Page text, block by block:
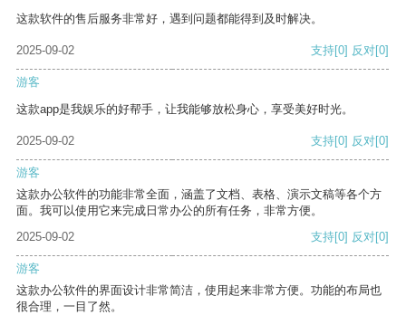
这款软件的售后服务非常好，遇到问题都能得到及时解决。
2025-09-02 支持[0] 反对[0]
游客
这款app是我娱乐的好帮手，让我能够放松身心，享受美好时光。
2025-09-02 支持[0] 反对[0]
游客
这款办公软件的功能非常全面，涵盖了文档、表格、演示文稿等各个方
面。我可以使用它来完成日常办公的所有任务，非常方便。
2025-09-02
支持[0] 反对[0]
游客
这款办公软件的界面设计非常简洁，使用起来非常方便。功能的布局也
很合理，一目了然。